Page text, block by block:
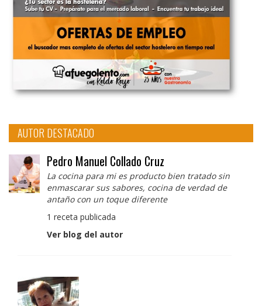
AUTOR DESTACADO
Pedro Manuel Collado Cruz
La cocina para mi es producto bien tratado sin
enmascarar sus sabores, cocina de verdad de
antaño con un toque diferente
1 receta publicada
Ver blog del autor